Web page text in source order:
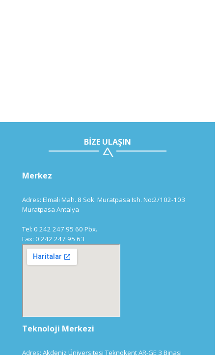
CRM – Anket Yönetimi
Muhasebe Yönetim
BİZE ULAŞIN
Merkez
Adres: Elmali Mah. 8 Sok. Muratpasa Ish. No:2/102-103
Muratpasa Antalya
Tel: 0 242 247 95 60 Pbx.
Fax: 0 242 247 95 63
Teknoloji Merkezi
Adres: Akdeniz Üniversitesi Teknokent AR-GE 3 Binasi